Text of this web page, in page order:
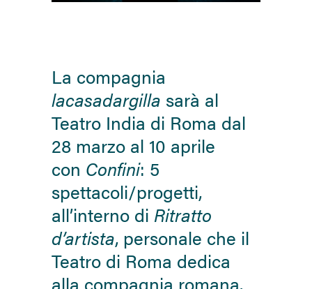
La compagnia
lacasadargilla sarà al
Teatro India di Roma dal
28 marzo al 10 aprile
con Confini: 5
spettacoli/progetti,
all’interno di Ritratto
d’artista, personale che il
Teatro di Roma dedica